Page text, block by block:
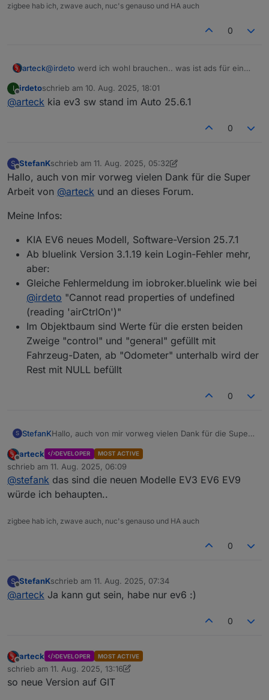
zigbee hab ich, zwave auch, nuc's genauso und HA auch
0
arteck@irdeto werd ich wohl brauchen.. was ist ads für ein
I
Offline
irdetoschrieb am 10. Aug. 2025, 18:01
zuletzt editiert von
@arteck kia ev3 sw stand im Auto 25.6.1
0
S
Offline
StefanKschrieb am 11. Aug. 2025, 05:32
zuletzt editiert von StefanK8. Nov. 2025, 07:42
Hallo, auch von mir vorweg vielen Dank für die Super
Arbeit von @arteck und an dieses Forum.
Meine Infos:
KIA EV6 neues Modell, Software-Version 25.7.1
Ab bluelink Version 3.1.19 kein Login-Fehler mehr,
aber:
Gleiche Fehlermeldung im iobroker.bluelink wie bei
@irdeto "Cannot read properties of undefined
(reading 'airCtrlOn')"
Im Objektbaum sind Werte für die ersten beiden
Zweige "control" und "general" gefüllt mit
Fahrzeug-Daten, ab "Odometer" unterhalb wird der
Rest mit NULL befüllt
0
S StefanKHallo, auch von mir vorweg vielen Dank für die Super
Meine Infos:
KIA EV6 neues Modell, Software-Version 25.7.1
Ab bluelink Version 3.1.19 kein Login-Fehler mehr,
aber:
bei@irdeto"Cannot read properties of
Im Objektbaum sind Werte für die ersten beiden
der Rest mit NULL befüllt
Offline
arteck DEVELOPER MOST ACTIVE
schrieb am 11. Aug. 2025, 06:09
zuletzt editiert von
@stefank das sind die neuen Modelle EV3 EV6 EV9
würde ich behaupten..
zigbee hab ich, zwave auch, nuc's genauso und HA auch
0
S
Offline
StefanKschrieb am 11. Aug. 2025, 07:34
zuletzt editiert von
@arteck Ja kann gut sein, habe nur ev6 :)
0
Offline
arteck DEVELOPER MOST ACTIVE
schrieb am 11. Aug. 2025, 13:16
zuletzt editiert von arteck 8. Nov. 2025, 15:25
so neue Version auf GIT